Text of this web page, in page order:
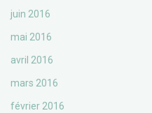
juin 2016
mai 2016
avril 2016
mars 2016
février 2016